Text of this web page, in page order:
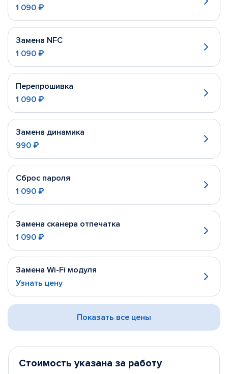
1 090 ₽
Замена NFC
1 090 ₽
Перепрошивка
1 090 ₽
Замена динамика
990 ₽
Сброс пароля
1 090 ₽
Замена сканера отпечатка
1 090 ₽
Замена Wi-Fi модуля
Узнать цену
Показать все цены
Стоимость указана за работу